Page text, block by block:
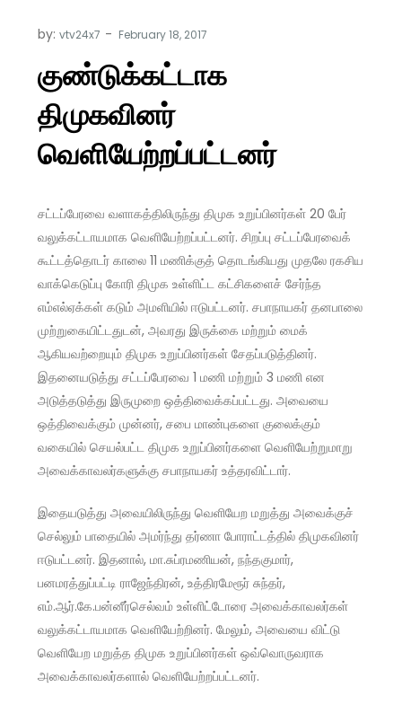
by:vtv24x7
குண்டுக்கட்டாக
திமுகவினர்
வெளியேற்றப்பட்டனர்
சட்டப்பேரவை வளாகத்திலிருந்து திமுக உறுப்பினர்கள் 20 பேர்
வலுக்கட்டாயமாக வெளியேற்றப்பட்டனர். சிறப்பு சட்டப்பேரவைக்
கூட்டத்தொடர் காலை 11 மணிக்குத் தொடங்கியது முதலே ரகசிய
வாக்கெடுப்பு கோரி திமுக உள்ளிட்ட கட்சிகளைச் சேர்ந்த
எம்எல்ஏக்கள் கடும் அமளியில் ஈடுபட்டனர். சபாநாயகர் தனபாலை
முற்றுகையிட்டதுடன், அவரது இருக்கை மற்றும் மைக்
ஆகியவற்றையும் திமுக உறுப்பினர்கள் சேதப்படுத்தினர்.
இதனையடுத்து சட்டப்பேரவை 1 மணி மற்றும் 3 மணி என
அடுத்தடுத்து இருமுறை ஒத்திவைக்கப்பட்டது. அவையை
ஒத்திவைக்கும் முன்னர், சபை மாண்புகளை குலைக்கும்
வகையில் செயல்பட்ட திமுக உறுப்பினர்களை வெளியேற்றுமாறு
அவைக்காவலர்களுக்கு சபாநாயகர் உத்தரவிட்டார்.
இதையடுத்து அவையிலிருந்து வெளியேற மறுத்து அவைக்குச்
செல்லும் பாதையில் அமர்ந்து தர்ணா போராட்டத்தில் திமுகவினர்
ஈடுபட்டனர். இதனால், மா.சுப்ரமணியன், நந்தகுமார்,
பனமரத்துப்பட்டி ராஜேந்திரன், உத்திரமேரூர் சுந்தர்,
எம்.ஆர்.கே.பன்னீர்செல்வம் உள்ளிட்டோரை அவைக்காவலர்கள்
வலுக்கட்டாயமாக வெளியேற்றினர். மேலும், அவையை விட்டு
வெளியேற மறுத்த திமுக உறுப்பினர்கள் ஒவ்வொருவராக
அவைக்காவலர்களால் வெளியேற்றப்பட்டனர்.